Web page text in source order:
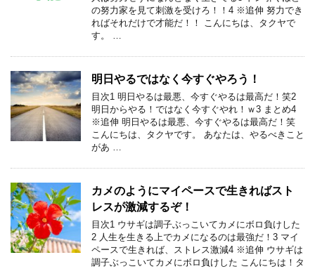
の努力家を見て刺激を受けろ！！4 ※追伸 努力でき
ればそれだけで才能だ！！ こんにちは、タクヤで
す。 …
明日やるではなく今すぐやろう！
目次1 明日やるは最悪、今すぐやるは最高だ！笑2
明日からやる！ではなく今すぐやれ！ｗ3 まとめ4
※追伸 明日やるは最悪、今すぐやるは最高だ！笑
こんにちは、タクヤです。 あなたは、やるべきこと
があ …
カメのようにマイペースで生きればスト
レスが激減するぞ！
目次1 ウサギは調子ぶっこいてカメにボロ負けした
2 人生を生きる上でカメになるのは最強だ！3 マイ
ペースで生きれば、ストレス激減4 ※追伸 ウサギは
調子ぶっこいてカメにボロ負けした こんにちは！タ